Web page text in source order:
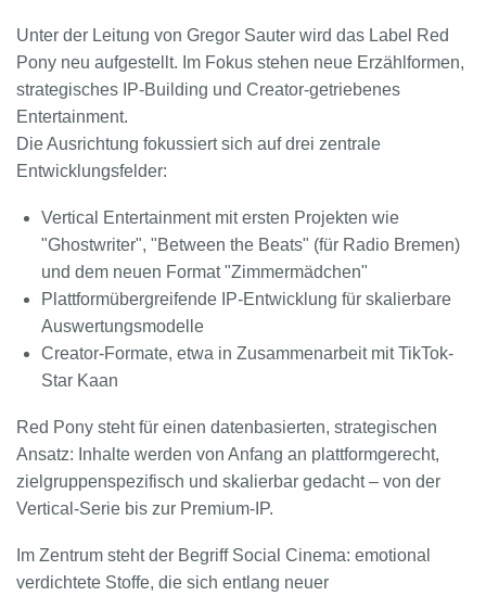
Unter der Leitung von Gregor Sauter wird das Label Red
Pony neu aufgestellt. Im Fokus stehen neue Erzählformen,
strategisches IP-Building und Creator-getriebenes
Entertainment.
Die Ausrichtung fokussiert sich auf drei zentrale
Entwicklungsfelder:
Vertical Entertainment mit ersten Projekten wie
"Ghostwriter", "Between the Beats" (für Radio Bremen)
und dem neuen Format "Zimmermädchen"
Plattformübergreifende IP-Entwicklung für skalierbare
Auswertungsmodelle
Creator-Formate, etwa in Zusammenarbeit mit TikTok-
Star Kaan
Red Pony steht für einen datenbasierten, strategischen
Ansatz: Inhalte werden von Anfang an plattformgerecht,
zielgruppenspezifisch und skalierbar gedacht – von der
Vertical-Serie bis zur Premium-IP.
Im Zentrum steht der Begriff Social Cinema: emotional
verdichtete Stoffe, die sich entlang neuer